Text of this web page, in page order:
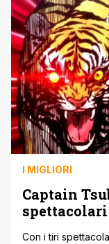
incredibili e
I MIGLIORI
Captain
Con i tiri